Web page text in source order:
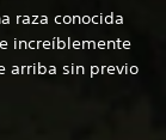
raza conocida
increíblemente
arriba sin previo